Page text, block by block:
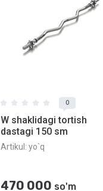
0
W shaklidagi tortish
dastagi 150 sm
Artikul: yo`q
470 000 so'm